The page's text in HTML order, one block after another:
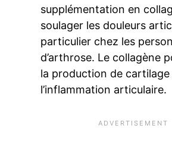
supplémentation en
soulager les douleurs
particulier chez les
d’arthrose. Le collagène
la production de
l’inflammation articulaire.